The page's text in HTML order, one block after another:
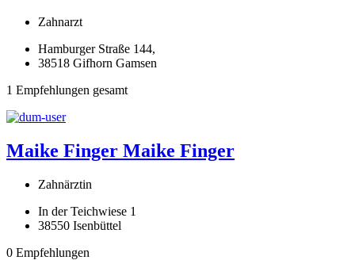
Zahnarzt
Hamburger Straße 144,
38518 Gifhorn Gamsen
1 Empfehlungen gesamt
Maike Finger Maike Finger
Zahnärztin
In der Teichwiese 1
38550 Isenbüttel
0 Empfehlungen